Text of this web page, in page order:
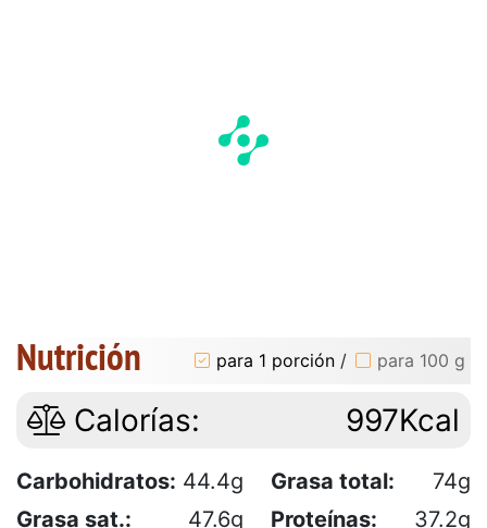
Nutrición para 1 porción / para 100 g
Calorías: 997Kcal
Carbohidratos: 44.4g Grasa total:
74g
Grasa sat.:
47.6g Proteínas:
37.2g